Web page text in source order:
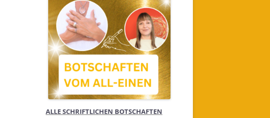
ALLE SCHRIFTLICHEN BOTSCHAFTEN